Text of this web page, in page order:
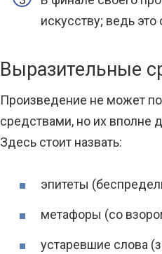
искусству; ведь
Выразительные
Произведение не может
средствами, но их вполне
Здесь стоит назвать:
эпитеты
метафоры (со
устаревшие слова